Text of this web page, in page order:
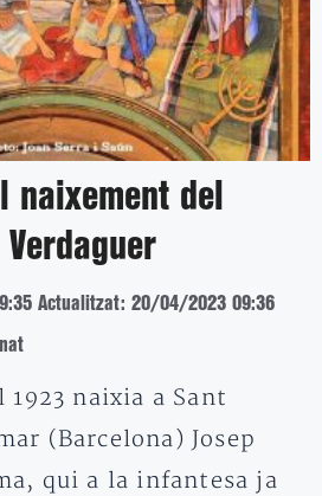
naixement del
Actualitzat: 20/04/2023 09:36
1923 naixia a Sant
(Barcelona) Josep
qui a la infantesa ja